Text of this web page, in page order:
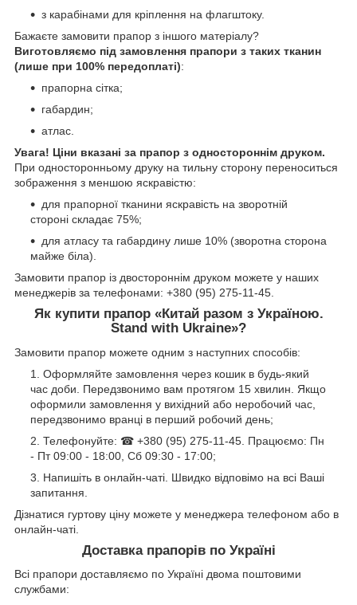
з карабінами для кріплення на флагштоку.
Бажаєте замовити прапор з іншого матеріалу?
Виготовляємо під замовлення прапори з таких тканин
(лише при 100% передоплаті):
прапорна сітка;
габардин;
атлас.
Увага! Ціни вказані за прапор з одностороннім друком.
При односторонньому друку на тильну сторону переноситься
зображення з меншою яскравістю:
для прапорної тканини яскравість на зворотній
стороні складає 75%;
для атласу та габардину лише 10% (зворотна сторона
майже біла).
Замовити прапор із двостороннім друком можете у наших
менеджерів за телефонами: +380 (95) 275-11-45.
Як купити прапор «Китай разом з Україною.
Stand with Ukraine»?
Замовити прапор можете одним з наступних способів:
Оформляйте замовлення через кошик в будь-який
час доби. Передзвонимо вам протягом 15 хвилин. Якщо
оформили замовлення у вихідний або неробочий час,
передзвонимо вранці в перший робочий день;
Телефонуйте: ☎ +380 (95) 275-11-45. Працюємо: Пн
- Пт 09:00 - 18:00, Сб 09:30 - 17:00;
Напишіть в онлайн-чаті. Швидко відповімо на всі Ваші
запитання.
Дізнатися гуртову ціну можете у менеджера телефоном або в
онлайн-чаті.
Доставка прапорів по Україні
Всі прапори доставляємо по Україні двома поштовими
службами: